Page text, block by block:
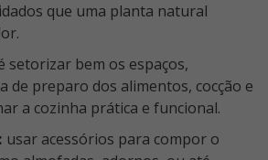
que uma planta natural
setorizar bem os espaços,
de preparo dos alimentos, cocção e
a cozinha prática e funcional.
usar acessórios para compor o